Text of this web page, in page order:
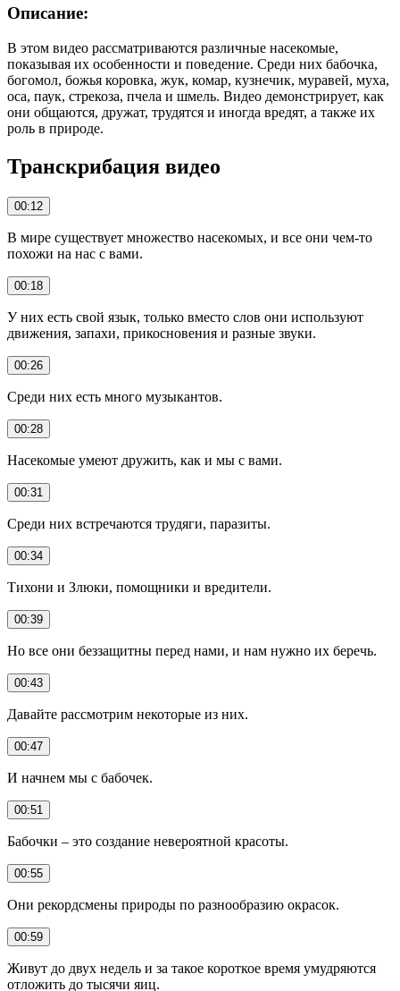
Описание:
В этом видео рассматриваются различные насекомые,
показывая их особенности и поведение. Среди них бабочка,
богомол, божья коровка, жук, комар, кузнечик, муравей, муха,
оса, паук, стрекоза, пчела и шмель. Видео демонстрирует, как
они общаются, дружат, трудятся и иногда вредят, а также их
роль в природе.
Транскрибация видео
00:12
В мире существует множество насекомых, и все они чем-то
похожи на нас с вами.
00:18
У них есть свой язык, только вместо слов они используют
движения, запахи, прикосновения и разные звуки.
00:26
Среди них есть много музыкантов.
00:28
Насекомые умеют дружить, как и мы с вами.
00:31
Среди них встречаются трудяги, паразиты.
00:34
Тихони и Злюки, помощники и вредители.
00:39
Но все они беззащитны перед нами, и нам нужно их беречь.
00:43
Давайте рассмотрим некоторые из них.
00:47
И начнем мы с бабочек.
00:51
Бабочки – это создание невероятной красоты.
00:55
Они рекордсмены природы по разнообразию окрасок.
00:59
Живут до двух недель и за такое короткое время умудряются
отложить до тысячи яиц.